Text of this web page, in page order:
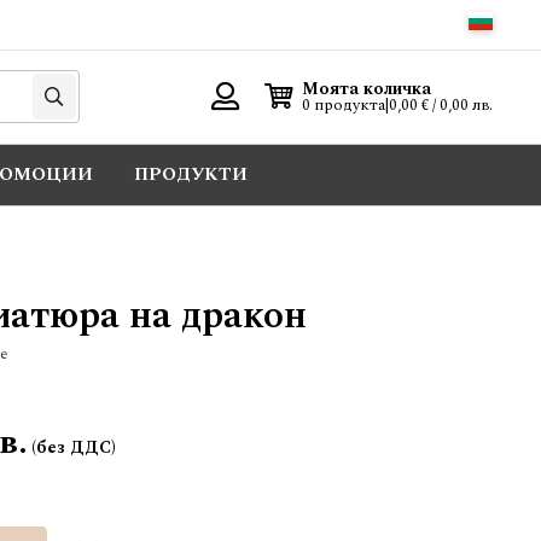
Търси
Моята количка
0 продукта|0,00 € / 0,00 лв.
ПРОДУКТИ
на дракон